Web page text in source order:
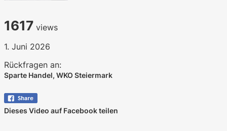
1617 views
1. Juni 2026
Rückfragen an:
Sparte Handel, WKO Steiermark
Dieses Video auf Facebook teilen